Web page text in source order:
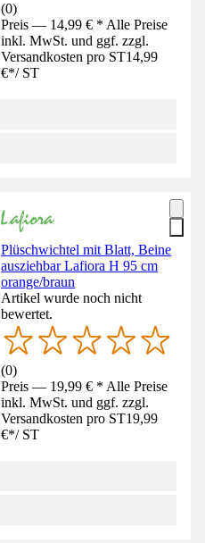
(0)
Preis — 14,99 € * Alle Preise
inkl. MwSt. und ggf. zzgl.
Versandkosten pro ST14,99
€*/ ST
Plüschwichtel mit Blatt, Beine
ausziehbar Lafiora H 95 cm
orange/braun
Artikel wurde noch nicht
bewertet.
(0)
Preis — 19,99 € * Alle Preise
inkl. MwSt. und ggf. zzgl.
Versandkosten pro ST19,99
€*/ ST